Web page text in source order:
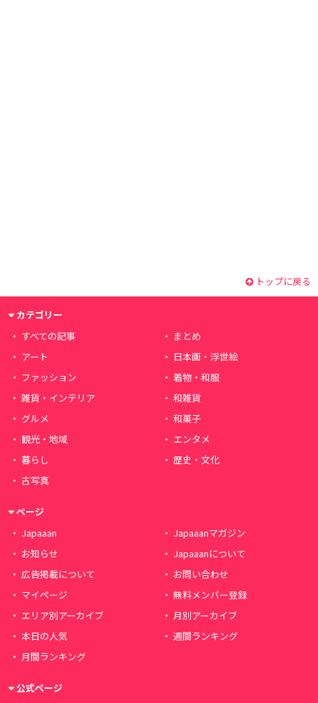
トップに戻る
カテゴリー
すべての記事
まとめ
アート
日本画・浮世絵
ファッション
着物・和服
雑貨・インテリア
和雑貨
グルメ
和菓子
観光・地域
エンタメ
暮らし
歴史・文化
古写真
ページ
Japaaan
Japaaanマガジン
お知らせ
Japaaanについて
広告掲載について
お問い合わせ
マイページ
無料メンバー登録
エリア別アーカイブ
月別アーカイブ
本日の人気
週間ランキング
月間ランキング
公式ページ